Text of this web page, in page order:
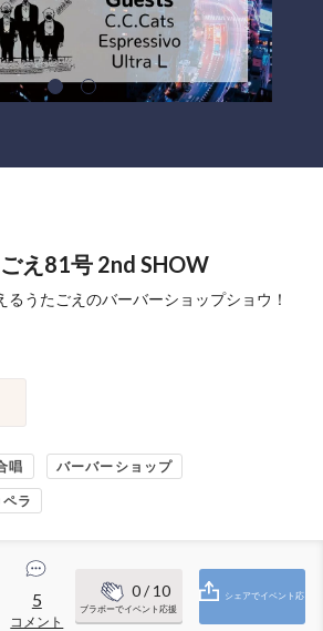
え81号 2nd SHOW
うたごえのバーバーショップショウ！
唱 バーバーショップ
ラ
5
コメント
0/ 10
ブラボーでイベント応援
シェアでイベント応